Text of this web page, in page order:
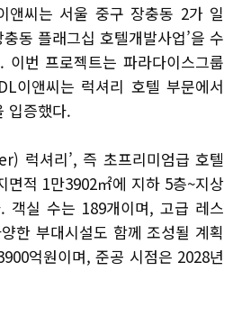
앤씨는 서울 중구 장충동 2가 일
동 플래그십 호텔개발사업’을 수
이번 프로젝트는 파라다이스그룹
이앤씨는 럭셔리 호텔 부문에서
입증했다.
럭셔리’, 즉 초프리미엄급 호텔
면적 1만3902㎡에 지하 5층~지상
객실 수는 189개이며, 고급 레스
한 부대시설도 함께 조성될 계획
억원이며, 준공 시점은 2028년